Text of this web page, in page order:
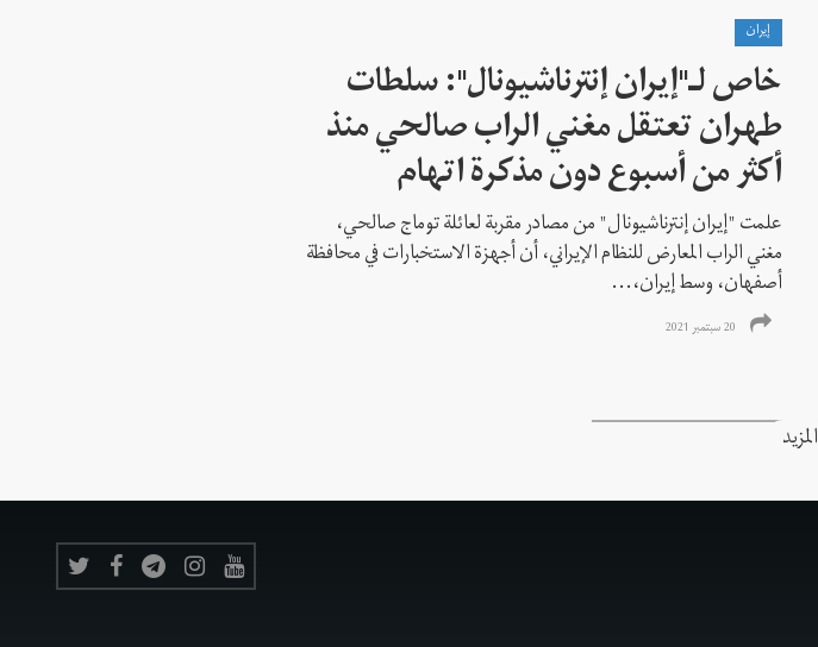
إيران
خاص لـ"إيران إنترناشيونال": سلطات
طهران تعتقل مغني الراب صالحي منذ
أكثر من أسبوع دون مذكرة اتهام
علمت "إيران إنترناشيونال" من مصادر مقربة لعائلة توماج صالحي،
مغني الراب المعارض للنظام الإيراني، أن أجهزة الاستخبارات في محافظة
أصفهان، وسط إيران،...
20 سبتمبر 2021
المزيد